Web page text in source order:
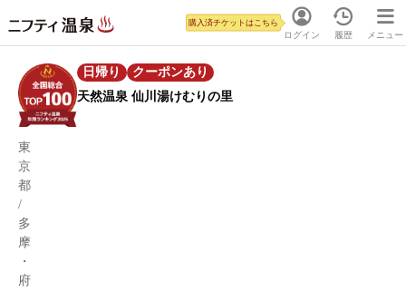
ログイン
購入済チケットはこちら
履歴 メニュー
日帰り
クーポンあり
天然温泉 仙川湯けむりの里
東
京
都
/
多
摩
・
府